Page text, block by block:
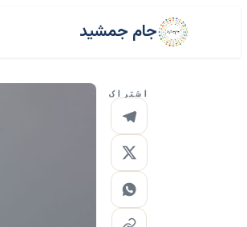
جام جمشید
اشتراک